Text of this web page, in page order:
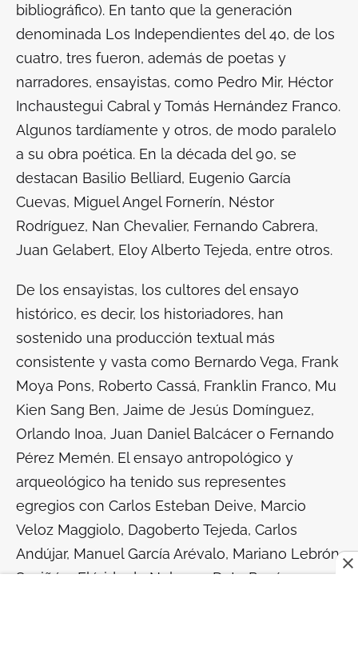
bibliográfico). En tanto que la generación
denominada Los Independientes del 40, de los
cuatro, tres fueron, además de poetas y
narradores, ensayistas, como Pedro Mir, Héctor
Inchaustegui Cabral y Tomás Hernández Franco.
Algunos tardíamente y otros, de modo paralelo
a su obra poética. En la década del 90, se
destacan Basilio Belliard, Eugenio García
Cuevas, Miguel Angel Fornerín, Néstor
Rodríguez, Nan Chevalier, Fernando Cabrera,
Juan Gelabert, Eloy Alberto Tejeda, entre otros.
De los ensayistas, los cultores del ensayo
histórico, es decir, los historiadores, han
sostenido una producción textual más
consistente y vasta como Bernardo Vega, Frank
Moya Pons, Roberto Cassá, Franklin Franco, Mu
Kien Sang Ben, Jaime de Jesús Domínguez,
Orlando Inoa, Juan Daniel Balcácer o Fernando
Pérez Memén. El ensayo antropológico y
arqueológico ha tenido sus representes
egregios con Carlos Esteban Deive, Marcio
Veloz Maggiolo, Dagoberto Tejeda, Carlos
Andújar, Manuel García Arévalo, Mariano Lebrón
Saviñón, Flérida de Nolasco, Dato Pagán